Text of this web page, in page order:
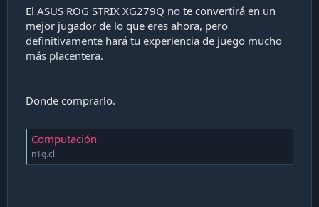
El ASUS ROG STRIX XG279Q no te convertirá en un
mejor jugador de lo que eres ahora, pero
definitivamente hará tu experiencia de juego mucho
más placentera.
Donde comprarlo.
Computación
n1g.cl